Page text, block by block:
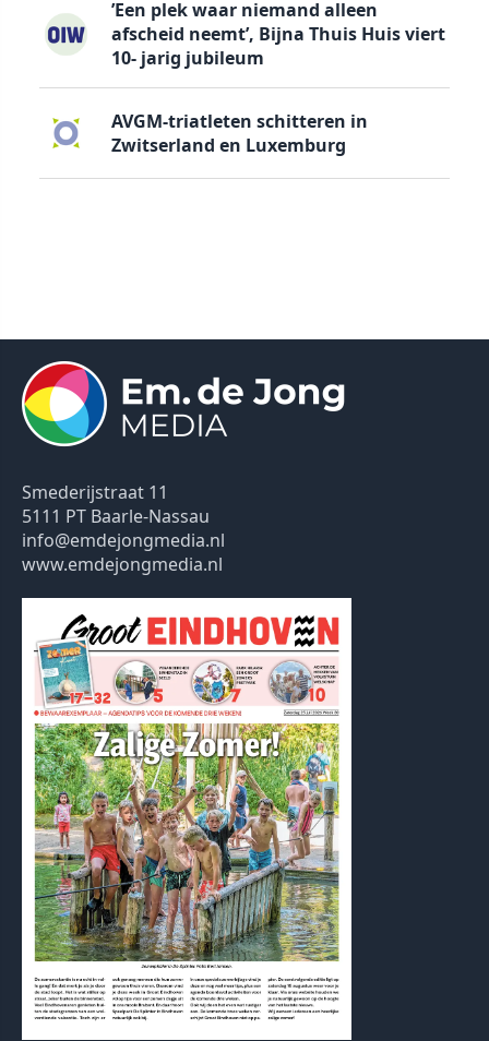
’Een plek waar niemand alleen
afscheid neemt’, Bijna Thuis Huis viert
10- jarig jubileum
AVGM-triatleten schitteren in
Zwitserland en Luxemburg
Smederijstraat 11
5111 PT Baarle-Nassau
info@emdejongmedia.nl
www.emdejongmedia.nl